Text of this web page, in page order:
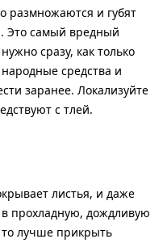
размножаются и губят
Это самый вредный
сразу, как только
средства и
заранее. Локализуйте
с тлей.
листья, и даже
в прохладную, дождливую
то лучше прикрыть